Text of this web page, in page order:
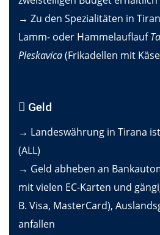
→ Zu den Spezialitäten in
Lamm- oder Hammelauflauf
Pleskavica(Frikadellen mit
Geld
→ Landeswährung in Tirana
(ALL)
→ Geld abheben an
mit vielen EC-Karten und
B. Visa, MasterCard),
anfallen